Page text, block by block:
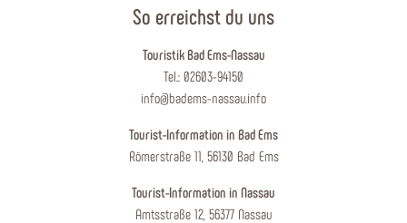
So erreichst du uns
Touristik Bad Ems-Nassau
Tel.: 02603-94150
info@badems-nassau.info
Tourist-Information in Bad Ems
Römerstraße 11, 56130 Bad Ems
Tourist-Information in Nassau
Amtsstraße 12, 56377 Nassau